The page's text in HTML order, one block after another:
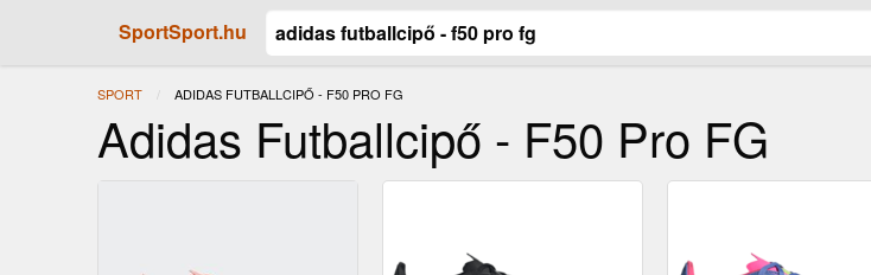
SportSport.hu
SPORT JELENLEGI:
ADIDAS FUTBALLCIPŐ - F50 PRO FG
Adidas Futballcipő - F50 Pro FG